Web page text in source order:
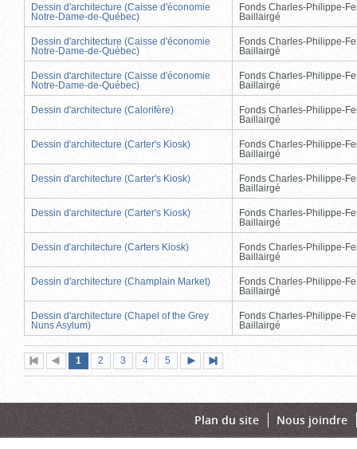
Dessin d'architecture (Caisse d'économie
Notre-Dame-de-Québec)
Fonds Charles-Philippe-
Baillairgé
Dessin d'architecture (Caisse d'économie
Notre-Dame-de-Québec)
Fonds Charles-Philippe-
Baillairgé
Dessin d'architecture (Caisse d'économie
Notre-Dame-de-Québec)
Fonds Charles-Philippe-
Baillairgé
Dessin d'architecture (Calorifère)
Fonds Charles-Philippe-
Baillairgé
Dessin d'architecture (Carter's Kiosk)
Fonds Charles-Philippe-
Baillairgé
Dessin d'architecture (Carter's Kiosk)
Fonds Charles-Philippe-
Baillairgé
Dessin d'architecture (Carter's Kiosk)
Fonds Charles-Philippe-
Baillairgé
Dessin d'architecture (Carters Kiosk)
Fonds Charles-Philippe-
Baillairgé
Dessin d'architecture (Champlain Market)
Fonds Charles-Philippe-
Baillairgé
Dessin d'architecture (Chapel of the Grey
Nuns Asylum)
Fonds Charles-Philippe-
Baillairgé
Première
page
Page
précédente
Page
1 (page
actuelle)
Page
2 Page
3 Page
4 Page
5
suivante
page
Plan du site Nous joindre